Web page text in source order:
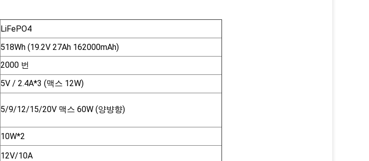
LiFePO4
518Wh (19.2V 27Ah 162000mAh)
2000 번
5V / 2.4A*3 (맥스 12W)
5/9/12/15/20V 맥스 60W (양뱡향)
10W*2
12V/10A